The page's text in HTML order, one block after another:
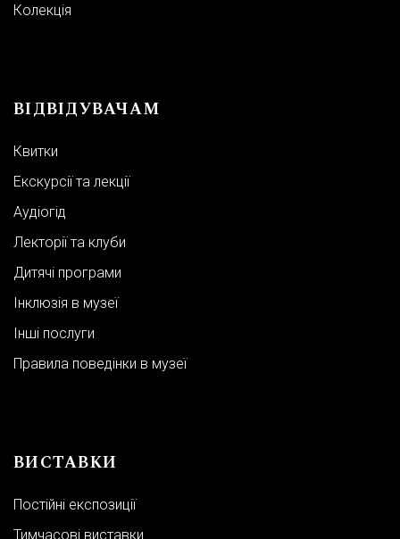
Колекція
ВІДВІДУВАЧАМ
Квитки
Екскурсії та лекції
Аудіогід
Лекторії та клуби
Дитячі програми
Інклюзія в музеї
Інші послуги
Правила поведінки в музеї
ВИСТАВКИ
Постійні експозиції
Тимчасові виставки